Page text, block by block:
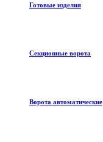
Готовые изделия
Секционные ворота
Ворота автоматические